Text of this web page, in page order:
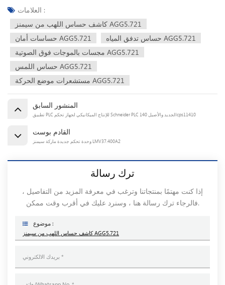
العلامات :
كاشف حساس اللهب من سيمنز AGG5.721
حساسات أمان AGG5.721
حساس تدفق المياه AGG5.721
مجسات بالموجات فوق الصوتية AGG5.721
حساس اللمس AGG5.721
مستشعرات موضع الحركة AGG5.721
المنشور السابق
تطبيق PLC للإنتاج الميكانيكي لجهاز تحكم Schneider PLC الجديد والأصيل 140cps11410
القادم بوست
وحدة تحكم جديدة ماركة سيمنز LMV37.400A2
ترك رسالة
إذا كنت مهتمًا بمنتجاتنا وترغب في معرفة المزيد من التفاصيل ،
فالرجاء ترك رسالة هنا ، وسنرد عليك في أقرب وقت ممكن.
موضوع :
كاشف حساس اللهب من سيمنز AGG5.721